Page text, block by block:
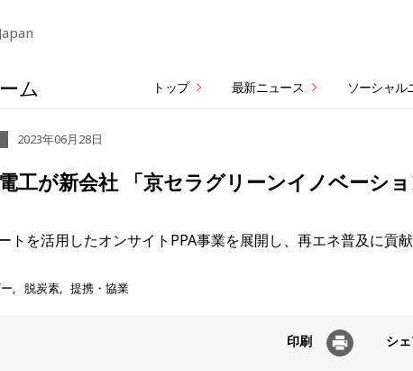
Japan
ム トップ 最新ニュース ソーシャル
2023年06月28日
工が新会社 「京セラグリーンイノベーシ
トを活用したオンサイトPPA事業を展開し、再エネ普及に貢献
脱炭素 提携・協業
印刷 シ